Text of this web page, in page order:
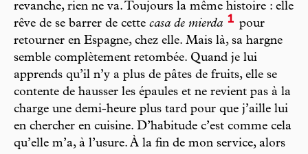
revanche, rien ne va. Toujours la même histoire : elle
rêve de se barrer de cette casa de mierda 1 pour
retourner en Espagne, chez elle. Mais là, sa hargne
semble complètement retombée. Quand je lui
apprends qu’il n’y a plus de pâtes de fruits, elle se
contente de hausser les épaules et ne revient pas à la
charge une demi-heure plus tard pour que j’aille lui
en chercher en cuisine. D’habitude c’est comme cela
qu’elle m’a, à l’usure. À la fin de mon service, alors